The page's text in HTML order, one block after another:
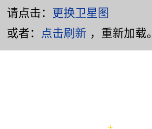
请点击： 更换卫星图
或者： 点击刷新 ，重新加载。